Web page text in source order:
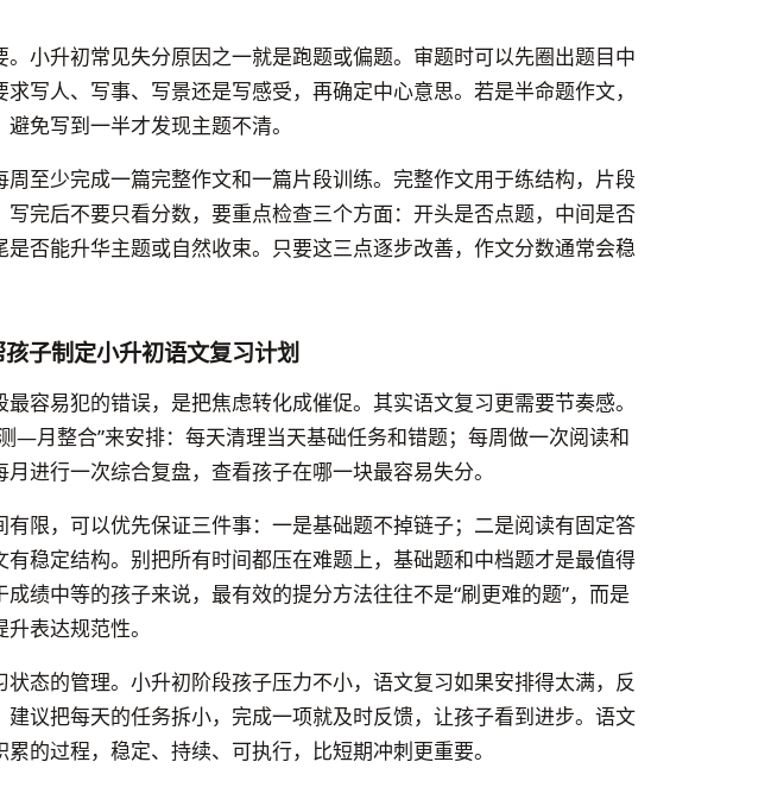
。小升初常见失分原因之一就是跑题或偏题。审题时可以先圈出题目中
写人、写事、写景还是写感受，再确定中心意思。若是半命题作文，
免写到一半才发现主题不清。
周至少完成一篇完整作文和一篇片段训练。完整作文用于练结构，片段
写完后不要只看分数，要重点检查三个方面：开头是否点题，中间是否
是否能升华主题或自然收束。只要这三点逐步改善，作文分数通常会稳
子制定小升初语文复习计划
容易犯的错误，是把焦虑转化成催促。其实语文复习更需要节奏感。
—月整合”来安排：每天清理当天基础任务和错题；每周做一次阅读和
进行一次综合复盘，查看孩子在哪一块最容易失分。
有限，可以优先保证三件事：一是基础题不掉链子；二是阅读有固定答
有稳定结构。别把所有时间都压在难题上，基础题和中档题才是最值得
成绩中等的孩子来说，最有效的提分方法往往不是“刷更难的题”，而是
表达规范性。
状态的管理。小升初阶段孩子压力不小，语文复习如果安排得太满，反
建议把每天的任务拆小，完成一项就及时反馈，让孩子看到进步。语文
的过程，稳定、持续、可执行，比短期冲刺更重要。